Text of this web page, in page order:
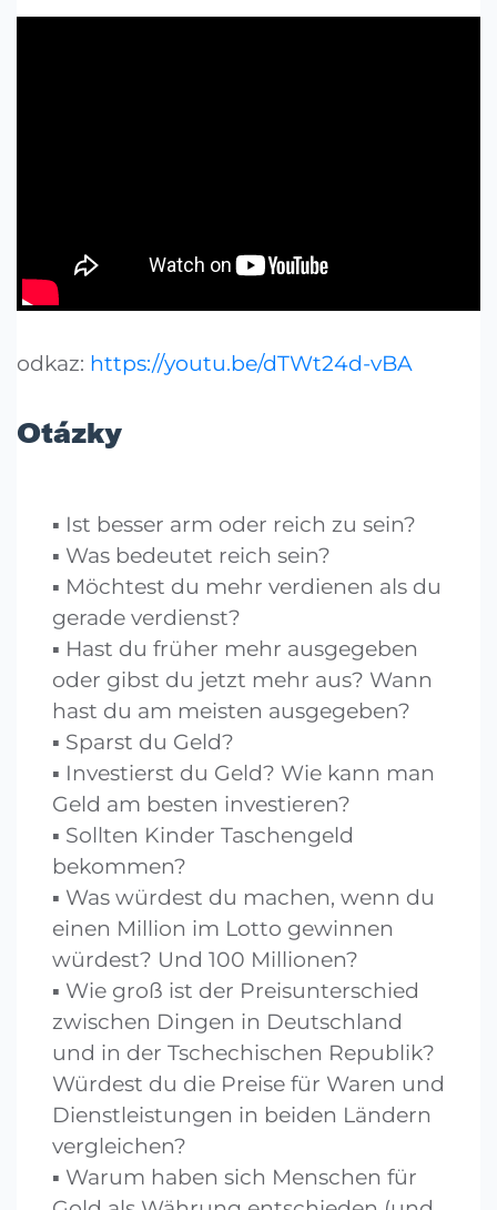
odkaz: https://youtu.be/dTWt24d-vBA
Otázky
Ist besser arm oder reich zu sein?
Was bedeutet reich sein?
Möchtest du mehr verdienen als du
gerade verdienst?
Hast du früher mehr ausgegeben
oder gibst du jetzt mehr aus? Wann
hast du am meisten ausgegeben?
Sparst du Geld?
Investierst du Geld? Wie kann man
Geld am besten investieren?
Sollten Kinder Taschengeld
bekommen?
Was würdest du machen, wenn du
einen Million im Lotto gewinnen
würdest? Und 100 Millionen?
Wie groß ist der Preisunterschied
zwischen Dingen in Deutschland
und in der Tschechischen Republik?
Würdest du die Preise für Waren und
Dienstleistungen in beiden Ländern
vergleichen?
Warum haben sich Menschen für